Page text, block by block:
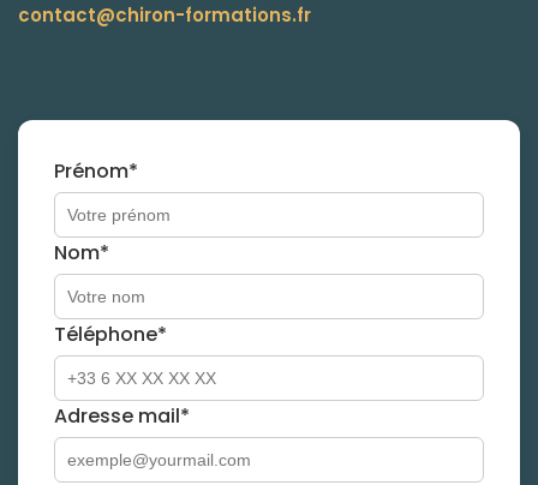
contact@chiron-formations.fr
Prénom*
Nom*
Téléphone*
Adresse mail*